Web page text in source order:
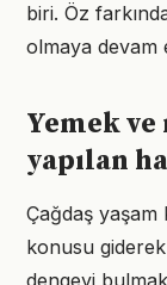
biri. Öz
olmaya devam
Yemek
yapılan
Çağdaş yaşam
konusu
dengeyi